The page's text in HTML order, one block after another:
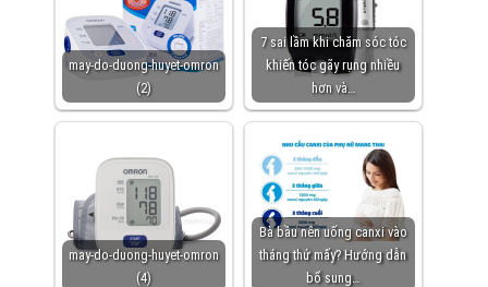
may-do-duong-huyet-omron
(2)
7 sai lầm khi chăm sóc tóc
khiến tóc gãy rụng nhiều
hơn và…
may-do-duong-huyet-omron
(4)
Bà bầu nên uống canxi vào
tháng thứ mấy? Hướng dẫn
bổ sung…